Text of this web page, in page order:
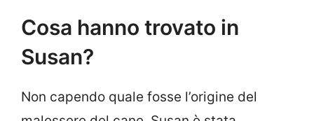
Cosa hanno trovato in
Susan?
Non capendo quale fosse l’origine del